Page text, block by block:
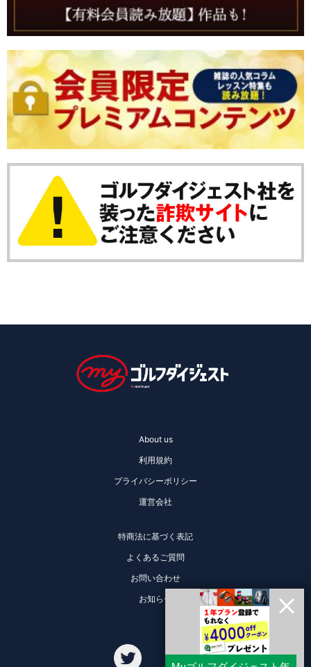
About us
利用規約
プライバシーポリシー
運営会社
特商法に基づく表記
よくあるご質問
お問い合わせ
お知らせ